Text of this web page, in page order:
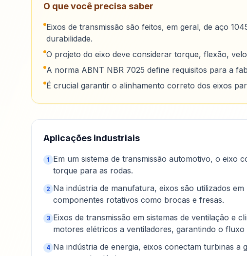
O que você precisa saber
Eixos de transmissão são feitos, em geral, de aço
durabilidade.
O projeto do eixo deve considerar torque, flexão,
A norma ABNT NBR 7025 define requisitos para a
É crucial garantir o alinhamento correto dos eixos
Aplicações industriais
1 Em um sistema de transmissão automotivo, o eixo
torque para as rodas.
2 Na indústria de manufatura, eixos são utilizados
componentes rotativos como brocas e fresas.
3 Eixos de transmissão em sistemas de ventilação e
motores elétricos a ventiladores, garantindo o fluxo
4 Na indústria de energia, eixos conectam turbinas a